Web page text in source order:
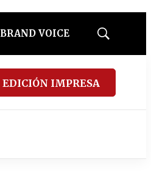
BRAND VOICE
Mostrar
EDICIÓN IMPRESA